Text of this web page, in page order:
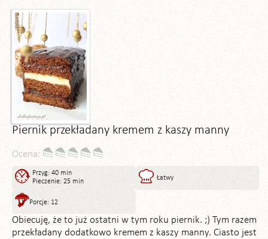
Piernik przekładany kremem z kaszy manny
Ocena:
Przyg: 40 min
Pieczenie: 25 min
Łatwy
Porcje: 12
Obiecuję, że to już ostatni w tym roku piernik. ;) Tym razem
przekładany dodatkowo kremem z kaszy manny. Ciasto jest